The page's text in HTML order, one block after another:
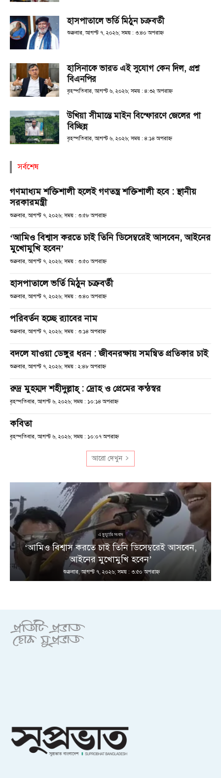
হাসপাতালে ভর্তি মিঠুন চক্রবর্তী
শুক্রবার, আগস্ট ৭, ২০২৬; সময় : ৩:৪০ অপরাহ্ণ
হাসিনাকে ভারত এই সুযোগ কেন দিল, প্রশ্ন
বিএনপির
বৃহস্পতিবার, আগস্ট ৬, ২০২৬; সময় : ৪:৩২ অপরাহ্ণ
উখিয়া সীমান্তে মাইন বিস্ফোরণে জেলের পা
বিচ্ছিন্ন
বৃহস্পতিবার, আগস্ট ৬, ২০২৬; সময় : ৪:১৪ অপরাহ্ণ
সর্বশেষ
গণমাধ্যম শক্তিশালী হলেই গণতন্ত্র শক্তিশালী হবে : স্থানীয়
সরকারমন্ত্রী
শুক্রবার, আগস্ট ৭, ২০২৬; সময় : ৩:৫৮ অপরাহ্ণ
‘আমিও বিশ্বাস করতে চাই তিনি ডিসেম্বরেই আসবেন, আইনের
মুখোমুখি হবেন’
শুক্রবার, আগস্ট ৭, ২০২৬; সময় : ৩:৫০ অপরাহ্ণ
হাসপাতালে ভর্তি মিঠুন চক্রবর্তী
শুক্রবার, আগস্ট ৭, ২০২৬; সময় : ৩:৪০ অপরাহ্ণ
পরিবর্তন হচ্ছে র‌্যাবের নাম
শুক্রবার, আগস্ট ৭, ২০২৬; সময় : ৩:১৪ অপরাহ্ণ
বদলে যাওয়া ডেঙ্গুর ধরন : জীবনরক্ষায় সমন্বিত প্রতিকার চাই
শুক্রবার, আগস্ট ৭, ২০২৬; সময় : ২:৪৮ অপরাহ্ণ
রুদ্র মুহম্মদ শহীদুল্লাহ্ : দ্রোহ ও প্রেমের কন্ঠস্বর
বৃহস্পতিবার, আগস্ট ৬, ২০২৬; সময় : ১০:১৪ অপরাহ্ণ
কবিতা
বৃহস্পতিবার, আগস্ট ৬, ২০২৬; সময় : ১০:০৭ অপরাহ্ণ
আরো দেখুন
এ মুহূর্তের সংবাদ
‘আমিও বিশ্বাস করতে চাই তিনি ডিসেম্বরেই আসবেন,
আইনের মুখোমুখি হবেন’
শুক্রবার, আগস্ট ৭, ২০২৬; সময় : ৩:৫০ অপরাহ্ণ